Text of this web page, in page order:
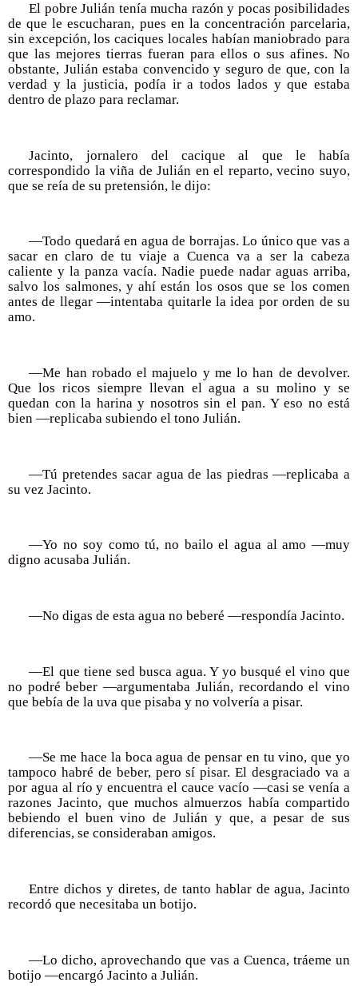
El pobre Julián tenía mucha razón y pocas posibilidades
de que le escucharan, pues en la concentración parcelaria,
sin excepción, los caciques locales habían maniobrado para
que las mejores tierras fueran para ellos o sus afines. No
obstante, Julián estaba convencido y seguro de que, con la
verdad y la justicia, podía ir a todos lados y que estaba
dentro de plazo para reclamar.
Jacinto, jornalero del cacique al que le había
correspondido la viña de Julián en el reparto, vecino suyo,
que se reía de su pretensión, le dijo:
—Todo quedará en agua de borrajas. Lo único que vas a
sacar en claro de tu viaje a Cuenca va a ser la cabeza
caliente y la panza vacía. Nadie puede nadar aguas arriba,
salvo los salmones, y ahí están los osos que se los comen
antes de llegar —intentaba quitarle la idea por orden de su
amo.
—Me han robado el majuelo y me lo han de devolver.
Que los ricos siempre llevan el agua a su molino y se
quedan con la harina y nosotros sin el pan. Y eso no está
bien —replicaba subiendo el tono Julián.
—Tú pretendes sacar agua de las piedras —replicaba a
su vez Jacinto.
—Yo no soy como tú, no bailo el agua al amo —muy
digno acusaba Julián.
—No digas de esta agua no beberé —respondía Jacinto.
—El que tiene sed busca agua. Y yo busqué el vino que
no podré beber —argumentaba Julián, recordando el vino
que bebía de la uva que pisaba y no volvería a pisar.
—Se me hace la boca agua de pensar en tu vino, que yo
tampoco habré de beber, pero sí pisar. El desgraciado va a
por agua al río y encuentra el cauce vacío —casi se venía a
razones Jacinto, que muchos almuerzos había compartido
bebiendo el buen vino de Julián y que, a pesar de sus
diferencias, se consideraban amigos.
Entre dichos y diretes, de tanto hablar de agua, Jacinto
recordó que necesitaba un botijo.
—Lo dicho, aprovechando que vas a Cuenca, tráeme un
botijo —encargó Jacinto a Julián.